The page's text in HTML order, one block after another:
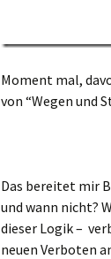
Moment mal,
von “Wegen und
Das bereitet mir
und wann nicht?
dieser Logik –
neuen Verboten